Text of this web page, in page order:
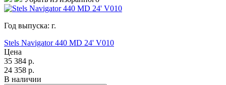
Год выпуска: г.
Stels Navigator 440 MD 24' V010
Цена
35 384 р.
24 358 р.
В наличии